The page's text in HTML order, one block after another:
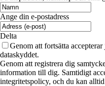
Ange din e-postadress
Delta
Genom att fortsätta
dataskyddet.
Genom att registrera dig
information till dig. Samtidigt
integritetspolicy, och du kan